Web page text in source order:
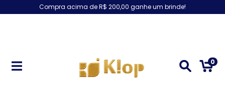
Compra acima de R$ 200,00 ganhe um brinde!
0